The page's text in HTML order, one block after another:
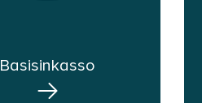
Basisinkasso